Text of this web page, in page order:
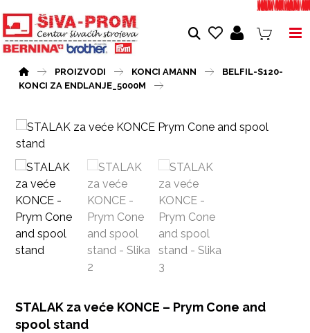
PROIZVODI KONCI AMANN
BELFIL-S120-
KONCI ZA ENDLANJE_5000M
STALAK za veće KONCE – Prym Cone and
spool stand